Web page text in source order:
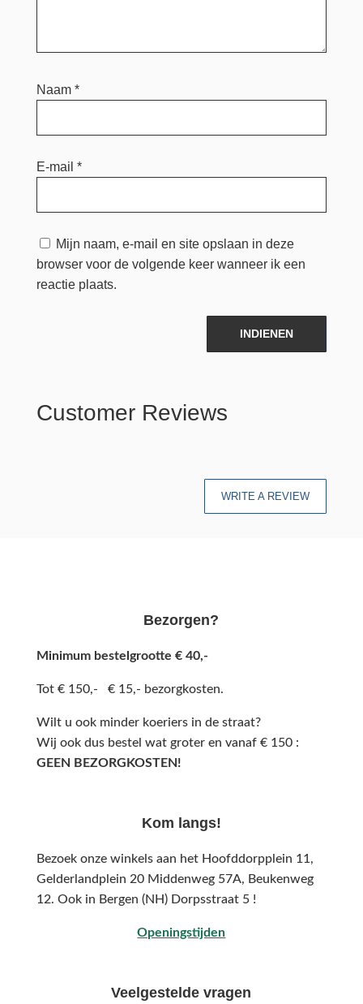
Naam *
E-mail *
Mijn naam, e-mail en site opslaan in deze
browser voor de volgende keer wanneer ik een
reactie plaats.
INDIENEN
Customer Reviews
WRITE A REVIEW
Bezorgen?
Minimum bestelgrootte € 40,-
Tot € 150,- € 15,- bezorgkosten.
Wilt u ook minder koeriers in de straat?
Wij ook dus bestel wat groter en vanaf € 150 :
GEEN BEZORGKOSTEN!
Kom langs!
Bezoek onze winkels aan het Hoofddorpplein 11,
Gelderlandplein 20 Middenweg 57A, Beukenweg
12. Ook in Bergen (NH) Dorpsstraat 5 !
Openingstijden
Veelgestelde vragen